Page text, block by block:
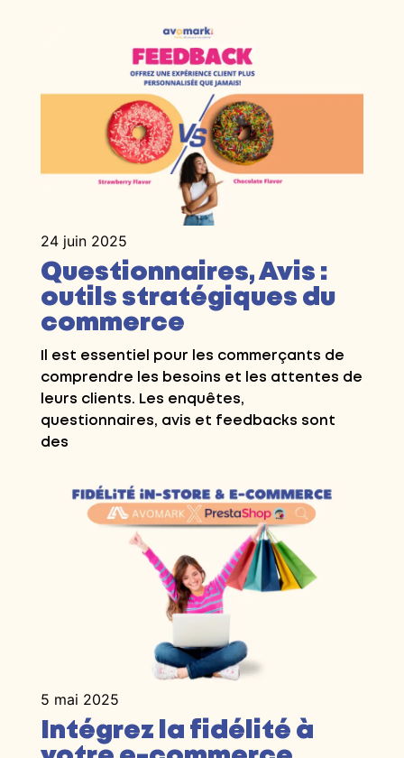
24 juin 2025
Questionnaires, Avis :
outils stratégiques du
commerce
Il est essentiel pour les commerçants de
comprendre les besoins et les attentes de
leurs clients. Les enquêtes,
questionnaires, avis et feedbacks sont
des
5 mai 2025
Intégrez la fidélité à